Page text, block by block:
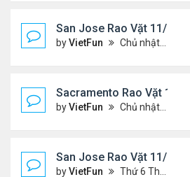
San Jose Rao Vặt 11/12/
byVietFun Chủ nhật Tháng 11 14, 2021 8:16 pm
Sacramento Rao Vặt 11/
byVietFun Chủ nhật Tháng 11 14, 2021 8:13 pm
San Jose Rao Vặt 11/5/21
byVietFun Thứ 6 Tháng 11 05, 2021 11:39 am